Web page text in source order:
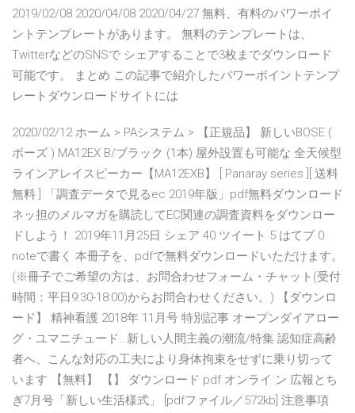
2019/02/08 2020/04/08 2020/04/27 無料、有料のパワーポイ
ントテンプレートがあります。 無料のテンプレートは、
TwitterなどのSNSで シェアすることで3枚までダウンロード
可能です。 まとめ この記事で紹介したパワーポイントテンプ
レートダウンロードサイトには
2020/02/12 ホーム > PAシステム > 【正規品】 新しいBOSE (
ボーズ ) MA12EX B/ブラック (1本) 屋外設置も可能な 全天候型
ラインアレイスピーカー【MA12EXB】 [ Panaray series ][ 送料
無料 ] 「調査データで見るec 2019年版」pdf無料ダウンロード
ネッ担のメルマガを購読してEC関連の調査資料をダウンロー
ドしよう！ 2019年11月25日 シェア 40 ツイート 5 はてブ 0
noteで書く 本冊子を、pdfで無料ダウンロードいただけます。
(※冊子でご希望の方は、お問合わせフォーム・チャット(受付
時間：平日9:30-18:00)からお問合わせください。) 【ダウンロ
ード】 精神看護 2018年 11月号 特別記事 オープンダイアロー
グ・ユマニチュード…新しい人間主義の潮流/特集 認知症高齢
者へ、こんな対応の工夫により身体拘束をせずに乗り切って
います 【無料】 【】 ダウンロード pdf オンライ ン 広報とち
ぎ7月号「新しい生活様式」 [pdfファイル／572kb] 注意事項